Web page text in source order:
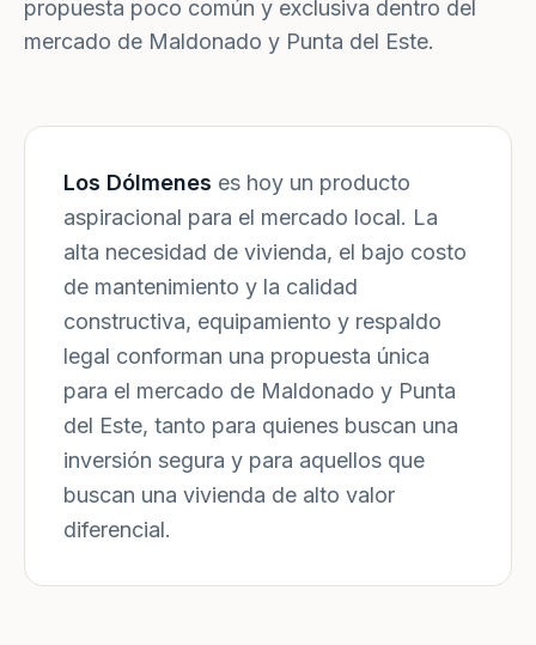
propuesta poco común y exclusiva dentro del
mercado de Maldonado y Punta del Este.
Los Dólmenes es hoy un producto
aspiracional para el mercado local. La
alta necesidad de vivienda, el bajo costo
de mantenimiento y la calidad
constructiva, equipamiento y respaldo
legal conforman una propuesta única
para el mercado de Maldonado y Punta
del Este, tanto para quienes buscan una
inversión segura y para aquellos que
buscan una vivienda de alto valor
diferencial.